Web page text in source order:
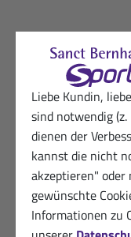
Liebe Kundin,
sind notwendig
dienen der
kannst die nicht
akzeptieren"
gewünschte
Informationen zu
Ich habe
verwendet
VERIFIZIERT
Dankbarer Sanct
Als